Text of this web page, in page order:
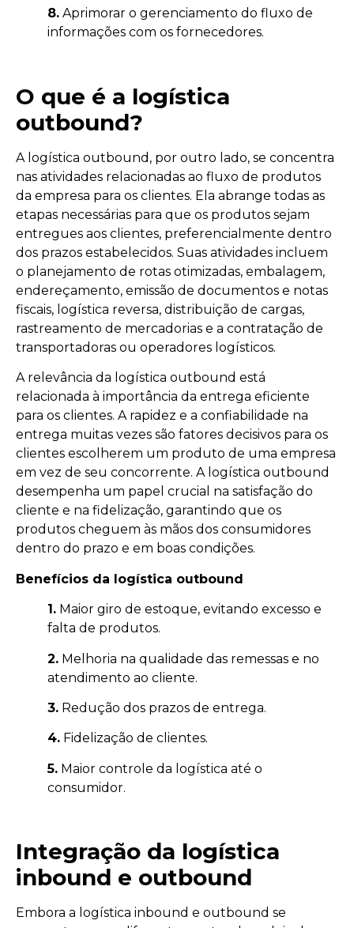
8. Aprimorar o gerenciamento do fluxo de
informações com os fornecedores.
O que é a logística
outbound?
A logística outbound, por outro lado, se concentra
nas atividades relacionadas ao fluxo de produtos
da empresa para os clientes. Ela abrange todas as
etapas necessárias para que os produtos sejam
entregues aos clientes, preferencialmente dentro
dos prazos estabelecidos. Suas atividades incluem
o planejamento de rotas otimizadas, embalagem,
endereçamento, emissão de documentos e notas
fiscais, logística reversa, distribuição de cargas,
rastreamento de mercadorias e a contratação de
transportadoras ou operadores logísticos.
A relevância da logística outbound está
relacionada à importância da entrega eficiente
para os clientes. A rapidez e a confiabilidade na
entrega muitas vezes são fatores decisivos para os
clientes escolherem um produto de uma empresa
em vez de seu concorrente. A logística outbound
desempenha um papel crucial na satisfação do
cliente e na fidelização, garantindo que os
produtos cheguem às mãos dos consumidores
dentro do prazo e em boas condições.
Benefícios da logística outbound
1. Maior giro de estoque, evitando excesso e
falta de produtos.
2. Melhoria na qualidade das remessas e no
atendimento ao cliente.
3. Redução dos prazos de entrega.
4. Fidelização de clientes.
5. Maior controle da logística até o
consumidor.
Integração da logística
inbound e outbound
Embora a logística inbound e outbound se